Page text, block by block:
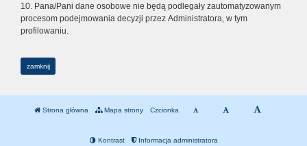
10. Pana/Pani dane osobowe nie będą podlegały zautomatyzowanym
procesom podejmowania decyzji przez Administratora, w tym
profilowaniu.
zamknij
Strona główna Mapa strony Czcionka
Kontrast Informacja administratora